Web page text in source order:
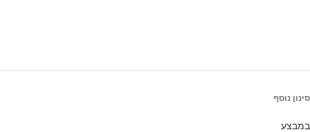
סינון נוסף
במבצע